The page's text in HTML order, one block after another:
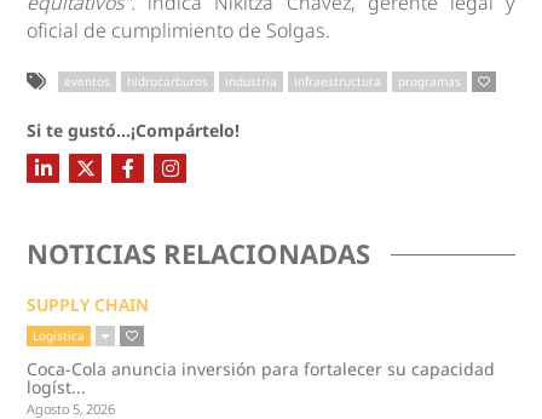
oficial de cumplimiento de Solgas.
eventos hidrocarburos industria infraestructura programas
Si te gustó...¡Compártelo!
NOTICIAS RELACIONADAS
SUPPLY CHAIN
Logística
Coca-Cola anuncia inversión para fortalecer su capacidad
logíst...
Agosto 5, 2026